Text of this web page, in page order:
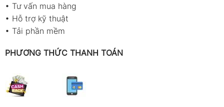
• Tư vấn mua hàng
• Hỗ trợ kỹ thuật
• Tải phần mềm
PHƯƠNG THỨC THANH TOÁN